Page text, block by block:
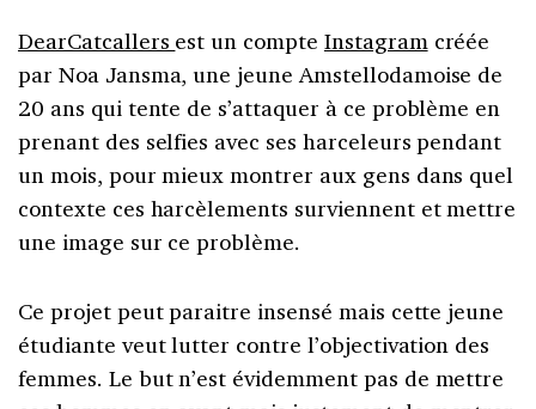
DearCatcallers est un compte Instagramcréée
par Noa Jansma, une jeune Amstellodamoise de
20 ans qui tente de s’attaquer à ce problème en
prenant des selfies avec ses harceleurs pendant
un mois, pour mieux montrer aux gens dans quel
contexte ces harcèlements surviennent et mettre
une image sur ce problème.
Ce projet peut paraitre insensé mais cette jeune
étudiante veut lutter contre l’objectivation des
femmes. Le but n’est évidemment pas de mettre